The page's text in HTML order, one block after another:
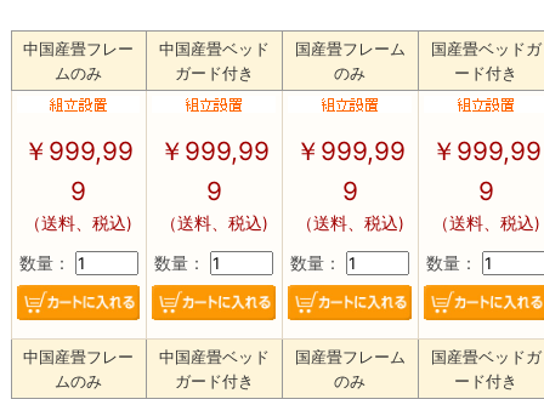
中国産畳フレー
ムのみ
中国産畳ベッド
ガード付き
国産畳フレーム
のみ
国産畳ベッドガ
ード付き
￥ 999,99
9
（送料、税込)
数量：
￥ 999,99
9
（送料、税込)
数量：
￥ 999,99
9
（送料、税込)
数量：
￥ 999,99
9
（送料、税込)
数量：
中国産畳フレー
ムのみ
中国産畳ベッド
ガード付き
国産畳フレーム
のみ
国産畳ベッドガ
ード付き